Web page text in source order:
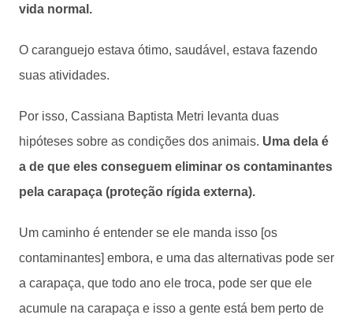
vida normal.
O caranguejo estava ótimo, saudável, estava fazendo
suas atividades.
Por isso, Cassiana Baptista Metri levanta duas
hipóteses sobre as condições dos animais. Uma dela é
a de que eles conseguem eliminar os contaminantes
pela carapaça (proteção rígida externa).
Um caminho é entender se ele manda isso [os
contaminantes] embora, e uma das alternativas pode ser
a carapaça, que todo ano ele troca, pode ser que ele
acumule na carapaça e isso a gente está bem perto de